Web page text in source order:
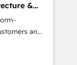
➤
(SEO,
&
and
and
entire